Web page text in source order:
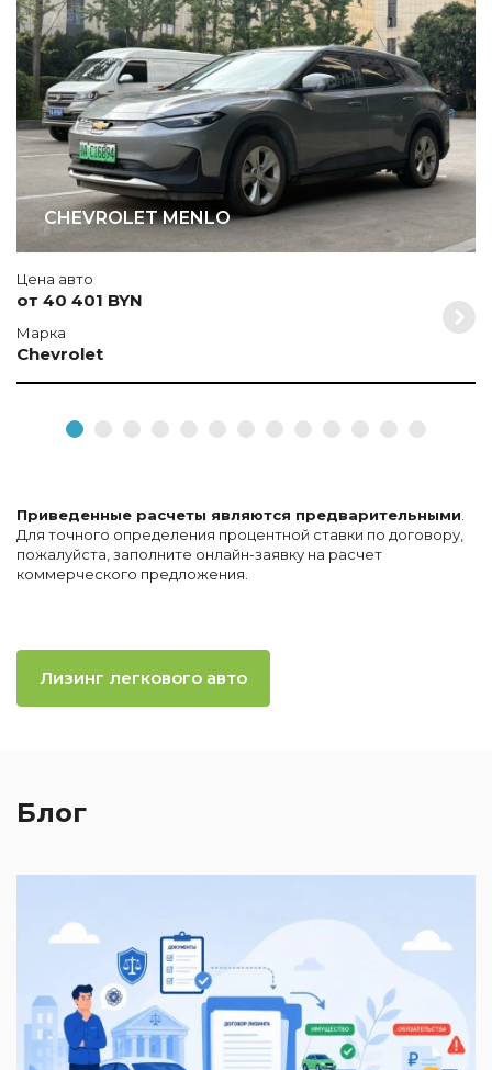
CHEVROLET MENLO
Цена авто
от 40 401 BYN
Марка
Chevrolet
Приведенные расчеты являются предварительными
Для точного определения процентной ставки по договору,
пожалуйста, заполните онлайн-заявку на расчет
коммерческого предложения.
Лизинг легкового авто
Блог